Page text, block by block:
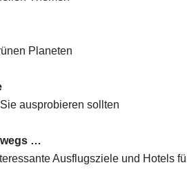
Planeten
ausprobieren sollten
…
Ausflugsziele und Hotels